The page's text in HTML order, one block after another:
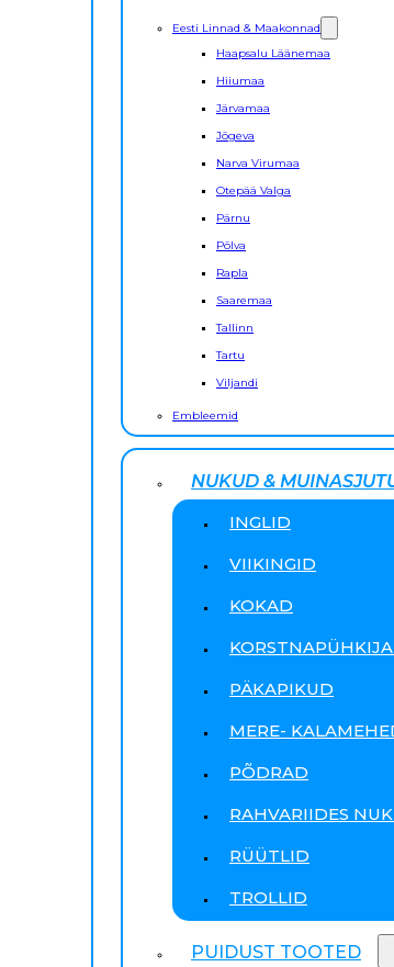
Eesti Linnad & Maakonnad
Haapsalu Läänemaa
Hiiumaa
Järvamaa
Jõgeva
Narva Virumaa
Otepää Valga
Pärnu
Põlva
Rapla
Saaremaa
Tallinn
Tartu
Viljandi
Embleemid
NUKUD &
INGLID
VIIKINGID
KOKAD
PÄKAPIKUD
MERE-
PÕDRAD
RAHVARIIDES
RÜÜTLID
TROLLID
PUIDUST TOOTED